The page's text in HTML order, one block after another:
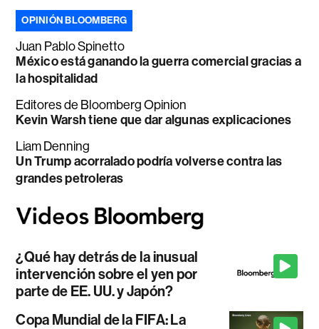
OPINIÓN BLOOMBERG
Juan Pablo Spinetto
México está ganando la guerra comercial gracias a
la hospitalidad
Editores de Bloomberg Opinion
Kevin Warsh tiene que dar algunas explicaciones
Liam Denning
Un Trump acorralado podría volverse contra las
grandes petroleras
¿Qué hay detrás de la inusual
intervención sobre el yen por
parte de EE. UU. y Japón?
Copa Mundial de la FIFA: La